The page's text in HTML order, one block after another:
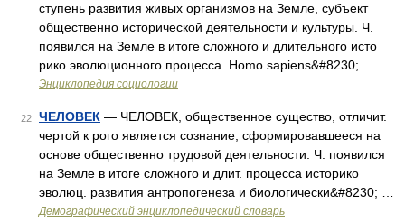
ступень развития живых организмов на Земле, субъект
общественно исторической деятельности и культуры. Ч.
появился на Земле в итоге сложного и длительного исто
рико эволюционного процесса. Homo sapiens&#8230; …
Энциклопедия социологии
22 ЧЕЛОВЕК — ЧЕЛОВЕК, общественное существо, отличит.
чертой к рого является сознание, сформировавшееся на
основе общественно трудовой деятельности. Ч. появился
на Земле в итоге сложного и длит. процесса историко
эволюц. развития антропогенеза и биологически&#8230; …
Демографический энциклопедический словарь